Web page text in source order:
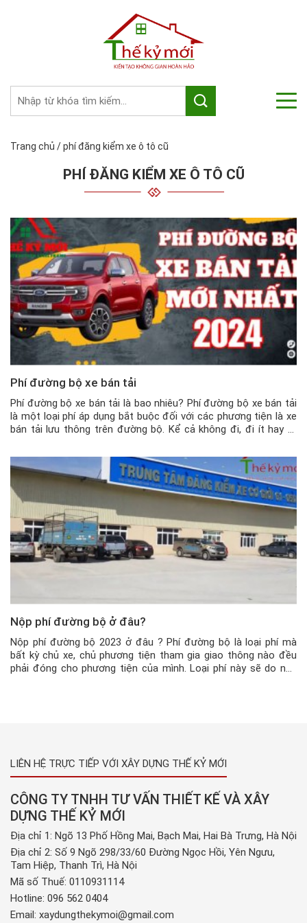
Trang chủ /phí đăng kiểm xe ô tô cũ
PHÍ ĐĂNG KIỂM XE Ô TÔ CŨ
Phí đường bộ xe bán tải
Phí đường bộ xe bán tải là bao nhiêu? Phí đường bộ xe bán tải
là một loại phí áp dụng bắt buộc đối với các phương tiện là xe
bán tải lưu thông trên đường bộ. Kể cả không đi, đi ít hay đi
Nộp phí đường bộ ở đâu?
Nộp phí đường bộ 2023 ở đâu ? Phí đường bộ là loại phí mà
bất kỳ chủ xe, chủ phương tiện tham gia giao thông nào đều
phải đóng cho phương tiện của mình. Loại phí này sẽ do nhà
LIÊN HỆ TRỰC TIẾP VỚI XÂY DỰNG THẾ KỶ MỚI
CÔNG TY TNHH TƯ VẤN THIẾT KẾ VÀ XÂY
DỰNG THẾ KỶ MỚI
Địa chỉ 1: Ngõ 13 Phố Hồng Mai, Bạch Mai, Hai Bà Trưng, Hà Nội
Địa chỉ 2: Số 9 Ngõ 298/33/60 Đường Ngọc Hồi, Yên Ngưu,
Tam Hiệp, Thanh Trì, Hà Nội
Mã số Thuế: 0110931114
Hotline: 096 562 0404
Email: xaydungthekymoi@gmail.com